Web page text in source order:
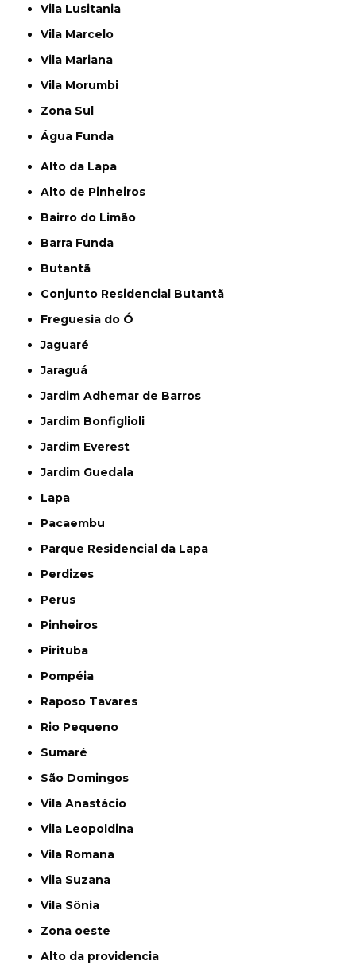
Vila Lusitania
Vila Marcelo
Vila Mariana
Vila Morumbi
Zona Sul
Água Funda
Alto da Lapa
Alto de Pinheiros
Bairro do Limão
Barra Funda
Butantã
Conjunto Residencial Butantã
Freguesia do Ó
Jaguaré
Jaraguá
Jardim Adhemar de Barros
Jardim Bonfiglioli
Jardim Everest
Jardim Guedala
Lapa
Pacaembu
Parque Residencial da Lapa
Perdizes
Perus
Pinheiros
Pirituba
Pompéia
Raposo Tavares
Rio Pequeno
Sumaré
São Domingos
Vila Anastácio
Vila Leopoldina
Vila Romana
Vila Suzana
Vila Sônia
Zona oeste
alto da providencia